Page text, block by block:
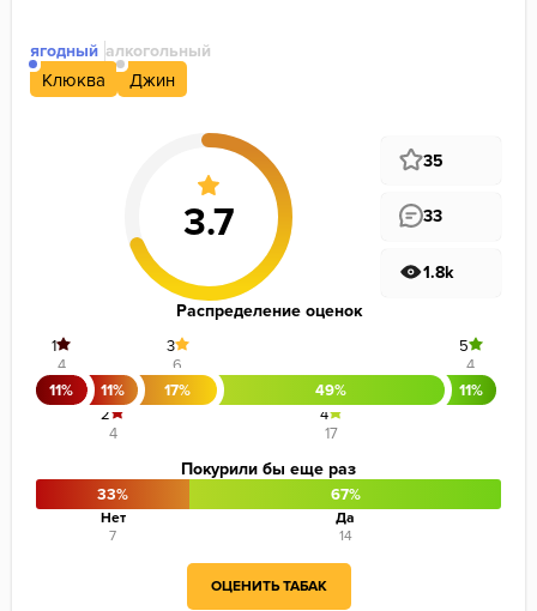
ягодный алкогольный
Клюква Джин
35
33
1.8k
Распределение оценок
11%
1
4
11%
2
4
17%
3
6
49%
4
17
11%
5
4
Покурили бы еще раз
33%
Нет
7
67%
Да
14
ОЦЕНИТЬ ТАБАК